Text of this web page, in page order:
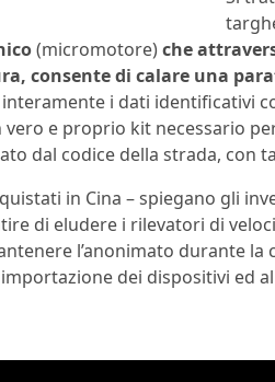
(micromotore)che
consente di calare una
i dati identificativi
vero e proprio kit necessario
dal codice della strada, con
in Cina – spiegano gli
di eludere i rilevatori di
l’anonimato durante
dei dispositivi ed